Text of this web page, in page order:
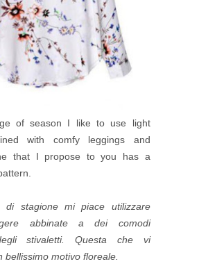
of season I like to use light
with comfy leggings and
that I propose to you has a
di stagione mi piace utilizzare
abbinate a dei comodi
stivaletti. Questa che vi
bellissimo motivo floreale.